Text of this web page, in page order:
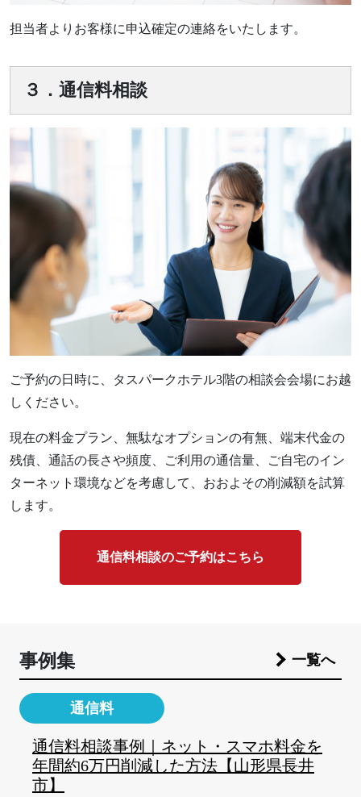
担当者よりお客様に申込確定の連絡をいたします。
３．通信料相談
ご予約の日時に、タスパークホテル3階の相談会会場にお越
しください。
現在の料金プラン、無駄なオプションの有無、端末代金の
残債、通話の長さや頻度、ご利用の通信量、ご自宅のイン
ターネット環境などを考慮して、おおよその削減額を試算
します。
通信料相談のご予約はこちら
事例集
通信料
通信料相談事例｜ネット・スマホ料金を
年間約6万円削減した方法【山形県長井
市】
一覧へ